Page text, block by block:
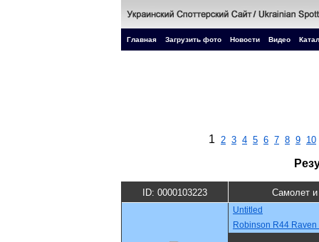
Главная Загрузить фото Новости Видео
1 2 3 4 5 6 7 8 9 10
ID: 0000103223 Самолет и
Untitled
Robinson R44 Raven